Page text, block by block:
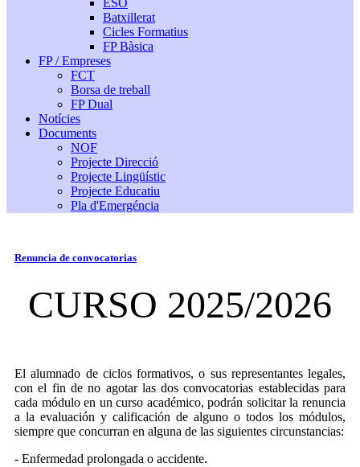
ESO
Batxillerat
Cicles Formatius
FP Bàsica
FP / Empreses
FCT
Borsa de treball
FP Dual
Notícies
Documents
NOF
Projecte Direcció
Projecte Lingüístic
Projecte Educatiu
Pla d'Emergéncia
Renuncia de convocatorias
CURSO 2025/2026
El alumnado de ciclos formativos, o sus representantes legales,
con el fin de no agotar las dos convocatorias establecidas para
cada módulo en un curso académico, podrán solicitar la renuncia
a la evaluación y calificación de alguno o todos los módulos,
siempre que concurran en alguna de las siguientes circunstancias:
- Enfermedad prolongada o accidente.